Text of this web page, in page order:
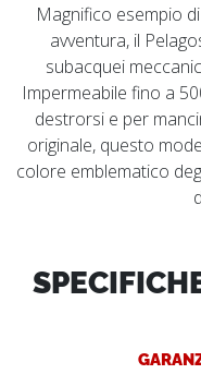
Magnifico esempio
avventura, il
subacquei
Impermeabile fino a
destrorsi e per
originale, questo
colore emblematico